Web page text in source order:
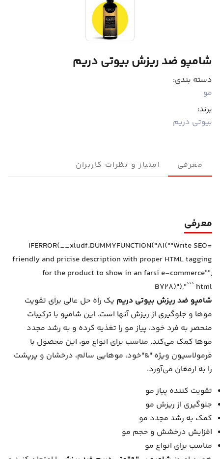
شامپو ضد ریزش بیوتی دریم
دسته بندی:
مو
برند:
بیوتی دریم
معرفی امتیاز و نظرات کاربران
معرفی
=IFERROR(__xludf.DUMMYFUNCTION("AI(""Write SEO
friendly and pricise description with proper HTML tagging
for the product to show in an farsi e-commerce"",
B728)"),"``` html
شامپو ضد ریزش بیوتی دریم یک راه حل عالی برای تقویت
موها و جلوگیری از ریزش آنها است. این شامپو با ترکیبات
منحصر به فرد خود، پیاز مو را تغذیه کرده و به رشد مجدد
موها کمک می‌کند. مناسب برای انواع مو، این محصول با
فرمولاسیون ویژه "&"خود، موهایی سالم، درخشان و پرپشت
را به ارمغان می‌آورد.
تقویت کننده پیاز مو
جلوگیری از ریزش مو
کمک به رشد مجدد مو
افزایش درخشش و حجم مو
مناسب برای انواع مو